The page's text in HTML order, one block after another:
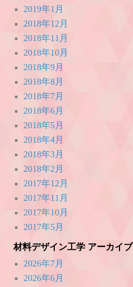
2019年1月
2018年12月
2018年11月
2018年10月
2018年9月
2018年8月
2018年7月
2018年6月
2018年5月
2018年4月
2018年3月
2018年2月
2017年12月
2017年11月
2017年10月
2017年5月
材料デザイン工学 アーカイブ
2026年7月
2026年6月